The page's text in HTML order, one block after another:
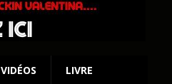
VIDÉOS LIVRE